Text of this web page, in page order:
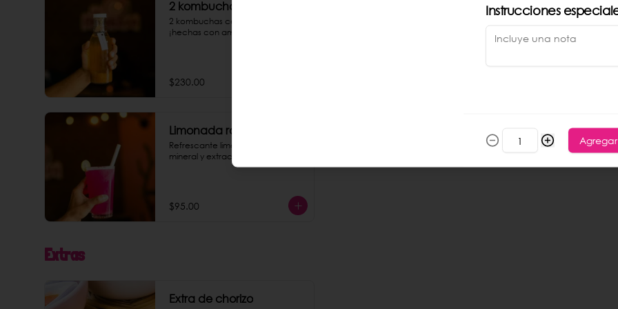
2 kombuchas
2 kombuchas caseras de 350ml
¡hechas con amor!
$230.00
Cerveza xx
Limonada rosa
Refrescante limonada con agua
mineral y extracto de betabel.
$95.00
Extras
Extra de chorizo
Instrucciones
Agregar